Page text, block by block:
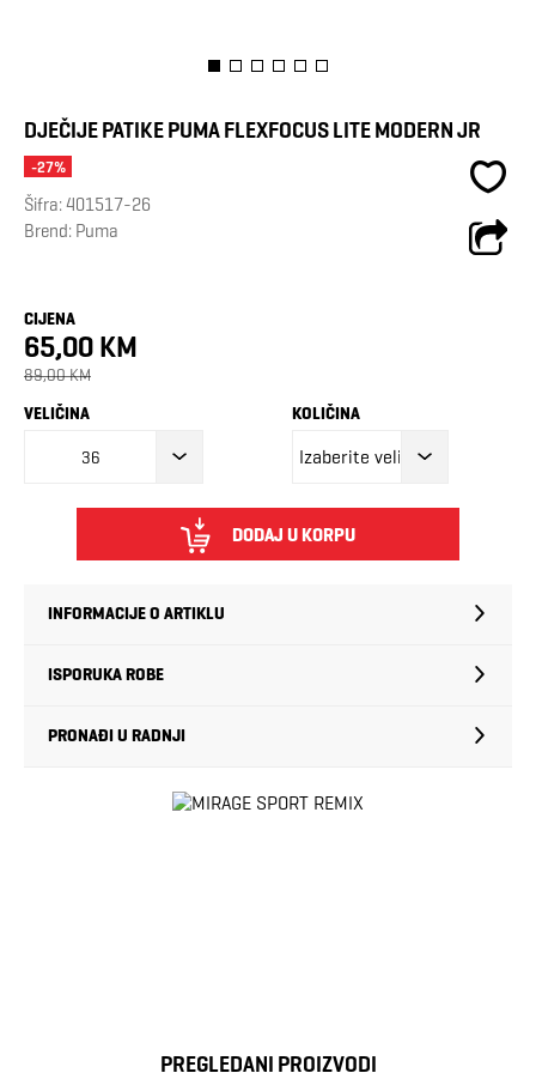
DJEČIJE PATIKE PUMA FLEXFOCUS LITE MODERN JR
-27%
Šifra:401517-26
Brend: Puma
CIJENA
65,00 KM
89,00 KM
VELIČINA
36
KOLIČINA
DODAJ U KORPU
INFORMACIJE O ARTIKLU
ISPORUKA ROBE
PRONAĐI U RADNJI
PREGLEDANI PROIZVODI